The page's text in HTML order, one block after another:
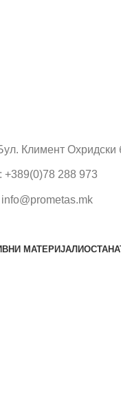
Климент
+389(0)78 288 973
МАТЕРИЈАЛИ